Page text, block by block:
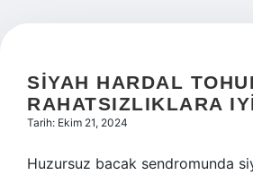
SIYAH HARDAL
RAHATSIZLIKLARA
Tarih: Ekim 21, 2024
Huzursuz bacak sendromunda